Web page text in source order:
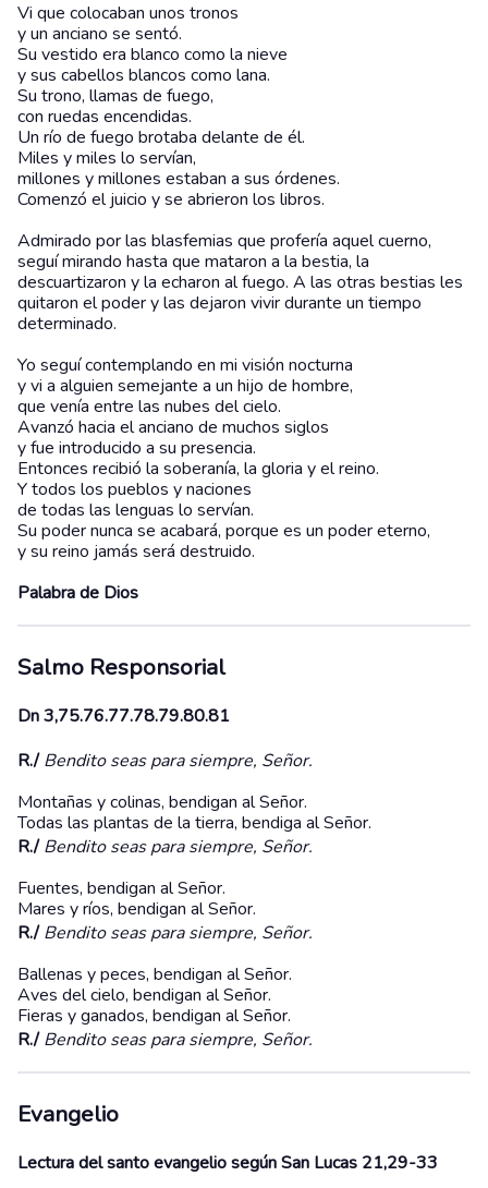
Vi que colocaban unos tronos
y un anciano se sentó.
Su vestido era blanco como la nieve
y sus cabellos blancos como lana.
Su trono, llamas de fuego,
con ruedas encendidas.
Un río de fuego brotaba delante de él.
Miles y miles lo servían,
millones y millones estaban a sus órdenes.
Comenzó el juicio y se abrieron los libros.
Admirado por las blasfemias que profería aquel cuerno,
seguí mirando hasta que mataron a la bestia, la
descuartizaron y la echaron al fuego. A las otras bestias les
quitaron el poder y las dejaron vivir durante un tiempo
determinado.
Yo seguí contemplando en mi visión nocturna
y vi a alguien semejante a un hijo de hombre,
que venía entre las nubes del cielo.
Avanzó hacia el anciano de muchos siglos
y fue introducido a su presencia.
Entonces recibió la soberanía, la gloria y el reino.
Y todos los pueblos y naciones
de todas las lenguas lo servían.
Su poder nunca se acabará, porque es un poder eterno,
y su reino jamás será destruido.
Palabra de Dios
Salmo Responsorial
Dn 3,75.76.77.78.79.80.81
R./Bendito seas para siempre, Señor.
Montañas y colinas, bendigan al Señor.
Todas las plantas de la tierra, bendiga al Señor.
R./Bendito seas para siempre, Señor.
Fuentes, bendigan al Señor.
Mares y ríos, bendigan al Señor.
R./Bendito seas para siempre, Señor.
Ballenas y peces, bendigan al Señor.
Aves del cielo, bendigan al Señor.
Fieras y ganados, bendigan al Señor.
R./Bendito seas para siempre, Señor.
Evangelio
Lectura del santo evangelio según San Lucas 21,29-33